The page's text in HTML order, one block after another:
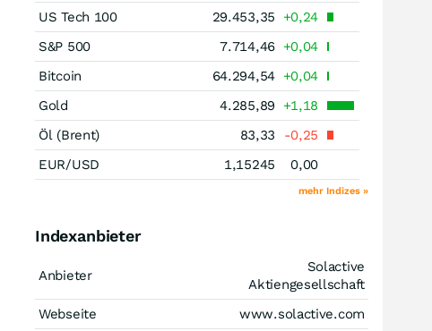
US Tech 100
29.453,35
+0,24
S&P 500
7.714,46 +0,04
Bitcoin
64.294,54 +0,04
Gold
4.285,89
+1,18
Öl (Brent)
83,33
-0,25
EUR/USD
1,15245 0,00
mehr Indizes »
Indexanbieter
Anbieter
Solactive
Aktiengesellschaft
Webseite
www.solactive.com